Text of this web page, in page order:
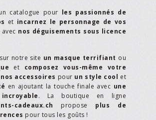
catalogue pour les passionnés de
et incarnez le personnage de vos
avec nos déguisements sous licence
notre site un masque terrifiant ou
et composez vous-même votre
nos accessoires pour un style cool et
en ajoutant la touche finale avec une
. La boutique en ligne
cadeaux.ch propose plus de
pour tous les goûts !